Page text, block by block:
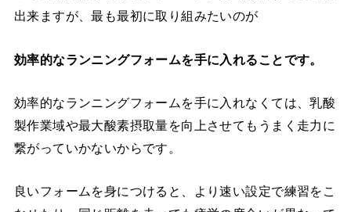
出来ますが、最も最初に取り組みたいのが
効率的なランニングフォームを手に入れることです。
効率的なランニングフォームを手に入れなくては、乳酸
製作業域や最大酸素摂取量を向上させてもうまく走力に
繋がっていかないからです。
良いフォームを身につけると、より速い設定で練習をこ